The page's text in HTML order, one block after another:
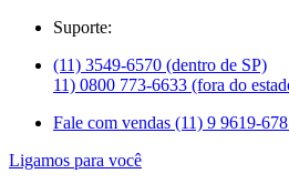
Suporte:
(11) 3549-6570 (dentro de SP)
11) 0800 773-6633 (fora do
Fale com vendas (11) 9 9619-
Ligamos para você